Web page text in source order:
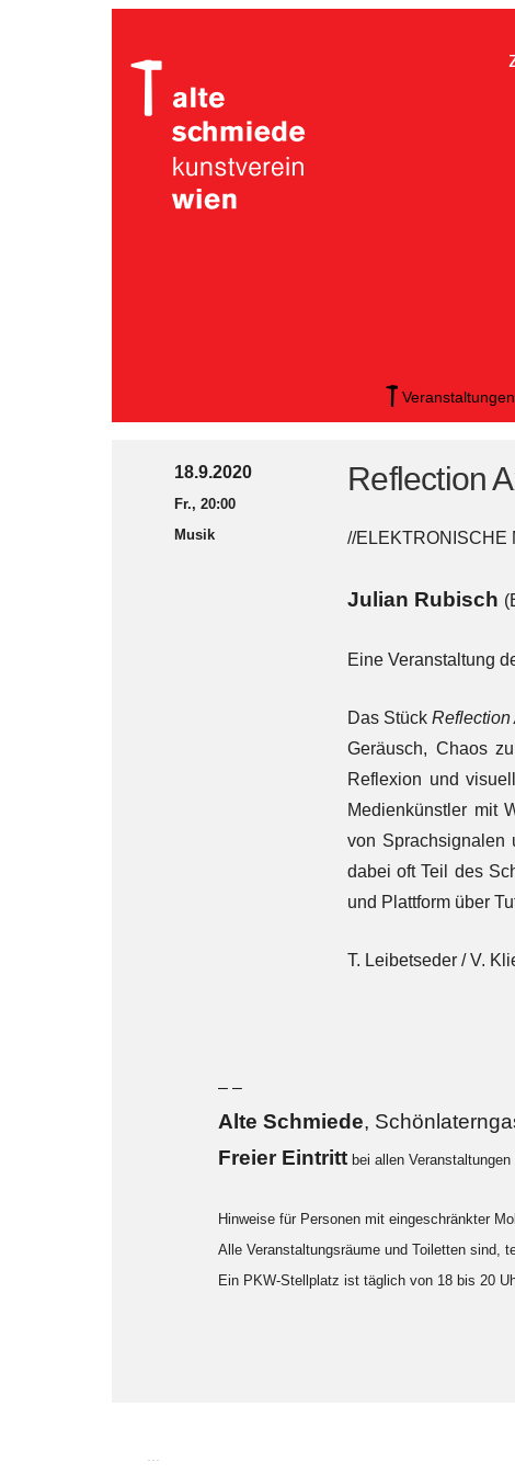
Veranstaltungen
18.9.2020
Fr., 20:00
Musik
Reflection
//ELEKTRONISCHE
Julian Rubisch
Eine Veranstaltung
Das StückReflection
Geräusch, Chaos
Reflexion und
Medienkünstler mit
von Sprachsignalen
dabei oft Teil des
und Plattform über
T. Leibetseder / V.
– –
Alte Schmiede,
Freier Eintritt bei allen
Hinweise für Personen mit eingeschränkter
Alle Veranstaltungsräume und Toiletten sind,
Ein PKW-Stellplatz ist täglich von 18 bis 20